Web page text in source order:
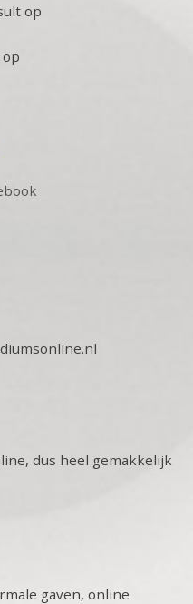
op
op
dus heel gemakkelijk
gaven, online